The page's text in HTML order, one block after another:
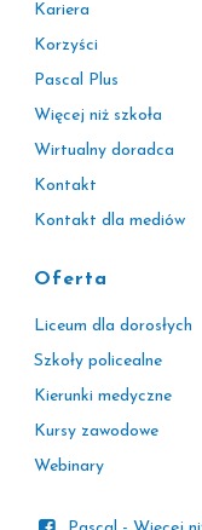
Kariera
Korzyści
Pascal Plus
Więcej niż szkoła
Wirtualny doradca
Kontakt
Kontakt dla mediów
Oferta
Liceum dla dorosłych
Szkoły policealne
Kierunki medyczne
Kursy zawodowe
Webinary